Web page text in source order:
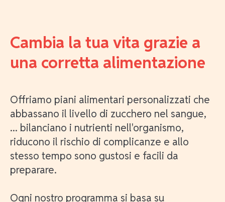
Cambia la tua vita grazie a
una corretta alimentazione
Offriamo piani alimentari personalizzati che
abbassano il livello di zucchero nel sangue,
... bilanciano i nutrienti nell'organismo,
riducono il rischio di complicanze e allo
stesso tempo sono gustosi e facili da
preparare.
Ogni nostro programma si basa su